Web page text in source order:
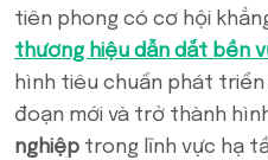
tiên phong có cơ hội
thương hiệu dẫn dắt bền
hình tiêu chuẩn phát
đoạn mới và trở thành
nghiệp trong lĩnh vực hạ